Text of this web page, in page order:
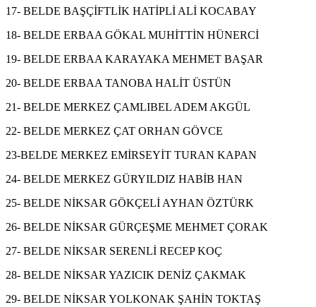
17- BELDE BAŞÇİFTLİK HATİPLİ ALİ KOCABAY
18- BELDE ERBAA GÖKAL MUHİTTİN HÜNERCİ
19- BELDE ERBAA KARAYAKA MEHMET BAŞAR
20- BELDE ERBAA TANOBA HALİT ÜSTÜN
21- BELDE MERKEZ ÇAMLIBEL ADEM AKGÜL
22- BELDE MERKEZ ÇAT ORHAN GÖVCE
23-BELDE MERKEZ EMİRSEYİT TURAN KAPAN
24- BELDE MERKEZ GÜRYILDIZ HABİB HAN
25- BELDE NİKSAR GÖKÇELİ AYHAN ÖZTÜRK
26- BELDE NİKSAR GÜRÇEŞME MEHMET ÇORAK
27- BELDE NİKSAR SERENLİ RECEP KOÇ
28- BELDE NİKSAR YAZICIK DENİZ ÇAKMAK
29- BELDE NİKSAR YOLKONAK ŞAHİN TOKTAŞ